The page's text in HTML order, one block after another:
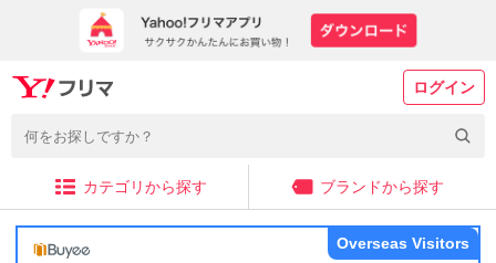
ログイン
カテゴリから探す ブランドから探す
Overseas Visitors